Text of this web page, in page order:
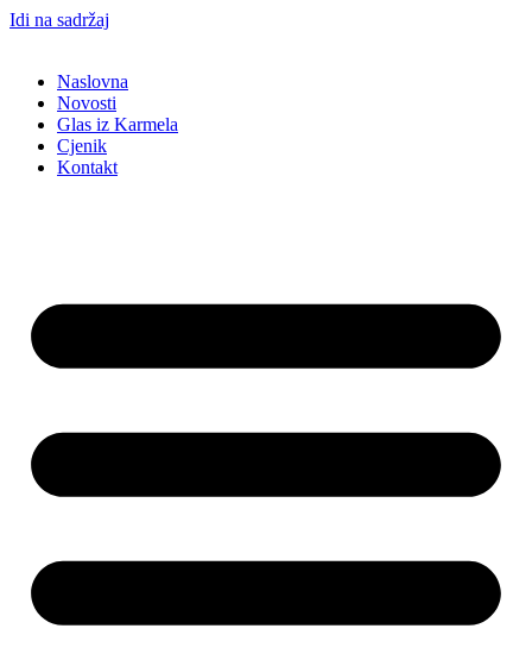
Idi na sadržaj
Naslovna
Novosti
Glas iz Karmela
Cjenik
Kontakt